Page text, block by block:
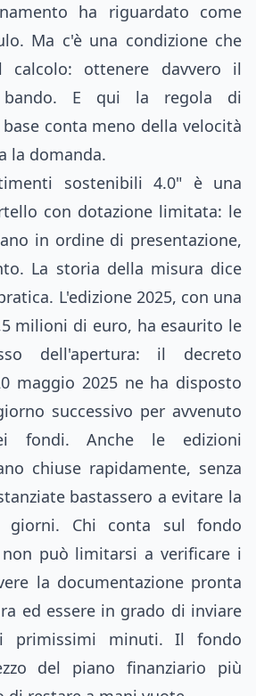
ha riguardato come
Ma c'è una condizione che
calcolo: ottenere davvero il
bando. E qui la regola di
conta meno della velocità
la domanda.
sostenibili 4.0" è una
con dotazione limitata: le
in ordine di presentazione,
La storia della misura dice
L'edizione 2025, con una
milioni di euro, ha esaurito le
dell'apertura: il decreto
maggio 2025 ne ha disposto
successivo per avvenuto
fondi. Anche le edizioni
chiuse rapidamente, senza
bastassero a evitare la
giorni. Chi conta sul fondo
può limitarsi a verificare i
la documentazione pronta
ed essere in grado di inviare
primissimi minuti. Il fondo
del piano finanziario più